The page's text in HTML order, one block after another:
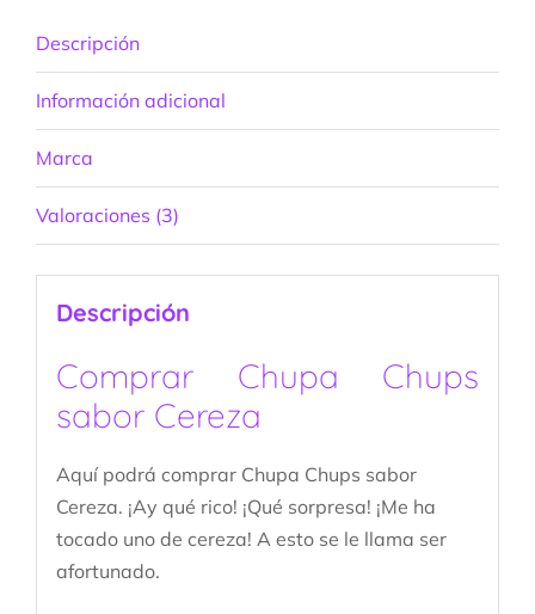
Descripción
Información adicional
Marca
Valoraciones (3)
Descripción
Comprar Chupa Chups
sabor Cereza
Aquí podrá comprar Chupa Chups sabor
Cereza. ¡Ay qué rico! ¡Qué sorpresa! ¡Me ha
tocado uno de cereza! A esto se le llama ser
afortunado.